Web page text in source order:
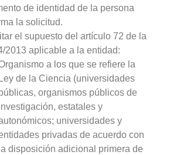
de identidad de la persona
la solicitud.
el supuesto del artículo 72 de la
2013 aplicable a la entidad:
a los que se refiere la
Ley de la Ciencia (universidades
organismos públicos de
estatales y
universidades y
privadas de acuerdo con
la disposición adicional primera de